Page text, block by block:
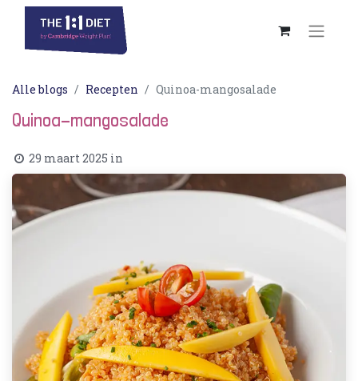
Alle blogs Recepten Quinoa-mangosalade
Quinoa-mangosalade
29 maart 2025 in